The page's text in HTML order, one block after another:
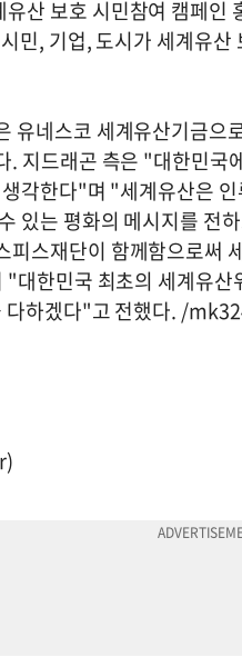
산 보호 시민참여 캠페
민, 기업, 도시가 세계유
유네스코 세계유산기금
. 지드래곤 측은 "대한민
각한다"며 "세계유산은
있는 평화의 메시지를 전
피스재단이 함께함으로써
대한민국 최초의 세계유
다하겠다"고 전했다. /
)